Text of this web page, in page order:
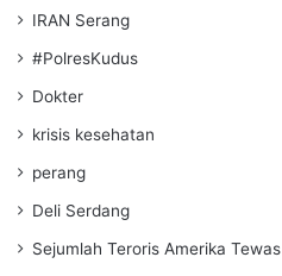
IRAN Serang
#PolresKudus
Dokter
krisis kesehatan
perang
Deli Serdang
Sejumlah Teroris Amerika Tewas